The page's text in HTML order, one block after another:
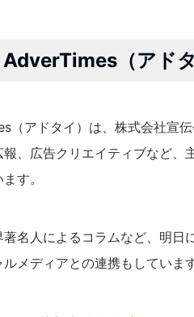
（アドタ
（アドタイ）は、株式会社宣
報、広告クリエイティブなど、
す。
著名人によるコラムなど、明日
メディアとの連携もしています